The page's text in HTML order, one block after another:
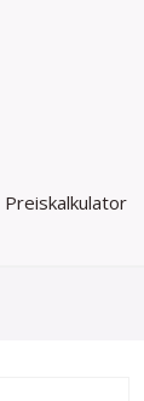
Preiskalkulator